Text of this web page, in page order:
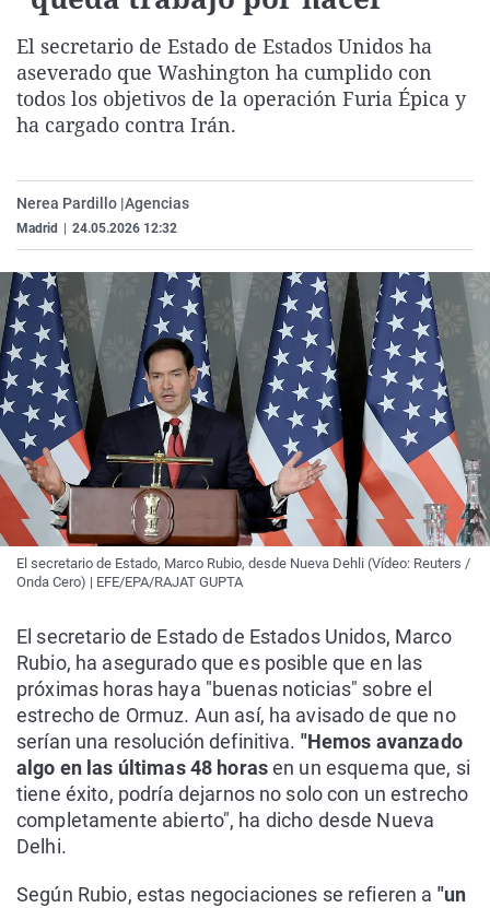
Gente viajera
Como el perro y el
Retornados
Equipo de
Galicia
La Rioja
Televisión
Elecciones
El secretario de Estado de Estados Unidos ha
aseverado que Washington ha cumplido con
todos los objetivos de la operación Furia Épica y
ha cargado contra Irán.
Nerea Pardillo |Agencias
Madrid 24.05.2026 12:32
El secretario de Estado, Marco Rubio, desde Nueva Dehli (Vídeo: Reuters /
Onda Cero) | EFE/EPA/RAJAT GUPTA
El secretario de Estado de Estados Unidos, Marco
Rubio, ha asegurado que es posible que en las
próximas horas haya "buenas noticias" sobre el
estrecho de Ormuz. Aun así, ha avisado de que no
serían una resolución definitiva. "Hemos avanzado
algo en las últimas 48 horasen un esquema que, si
tiene éxito, podría dejarnos no solo con un estrecho
completamente abierto", ha dicho desde Nueva
Delhi.
Según Rubio, estas negociaciones se refieren a "un